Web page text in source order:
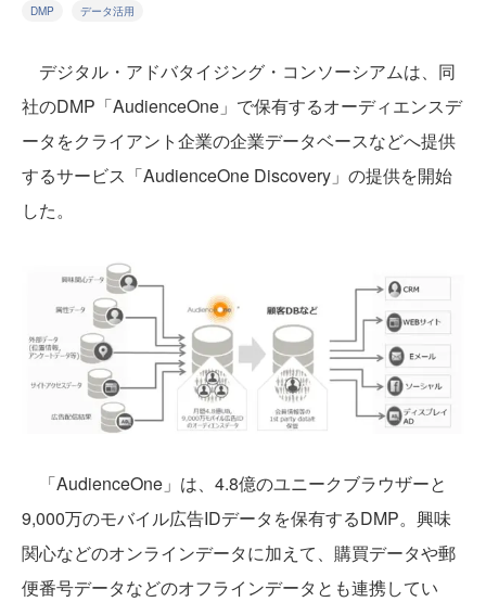
DMP データ活用
デジタル・アドバタイジング・コンソーシアムは、同
社のDMP「AudienceOne」で保有するオーディエンスデ
ータをクライアント企業の企業データベースなどへ提供
するサービス「AudienceOne Discovery」の提供を開始
した。
「AudienceOne」は、4.8億のユニークブラウザーと
9,000万のモバイル広告IDデータを保有するDMP。興味
関心などのオンラインデータに加えて、購買データや郵
便番号データなどのオフラインデータとも連携してい